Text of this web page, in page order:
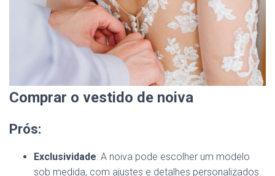
Comprar o vestido de noiva
Prós:
Exclusividade: A noiva pode escolher um modelo
sob medida, com ajustes e detalhes personalizados.